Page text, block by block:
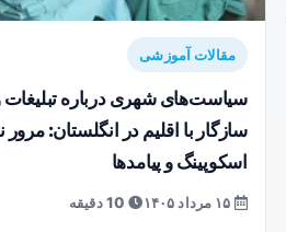
مقالات آموزشی
سیاست‌های شهری درباره تبلیغات
سازگار با اقلیم در انگلستان: مرور
اسکوپینگ و پیامدها
10 دقیقه